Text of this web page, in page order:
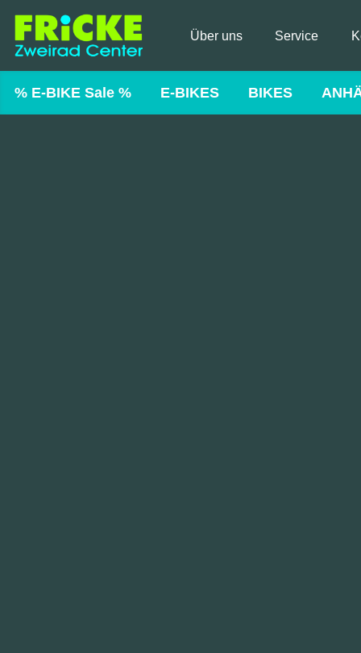
Über uns Service
% E-BIKE Sale % E-BIKES BIKES